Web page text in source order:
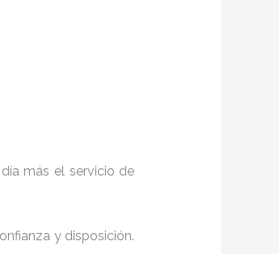
más el servicio de
y disposición.